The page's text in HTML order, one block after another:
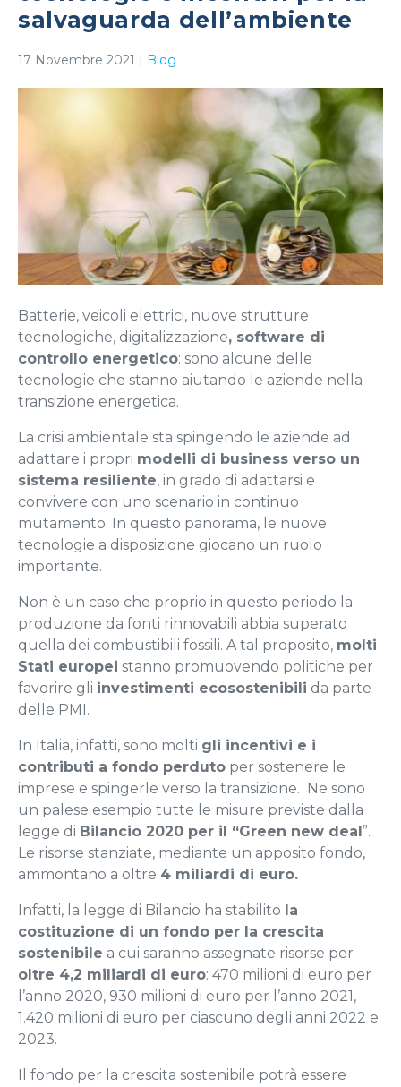
salvaguarda dell’ambiente
17 Novembre 2021 | Blog
Batterie, veicoli elettrici, nuove strutture
tecnologiche, digitalizzazione, software di
controllo energetico: sono alcune delle
tecnologie che stanno aiutando le aziende nella
transizione energetica.
La crisi ambientale sta spingendo le aziende ad
adattare i propri modelli di business verso un
sistema resiliente, in grado di adattarsi e
convivere con uno scenario in continuo
mutamento. In questo panorama, le nuove
tecnologie a disposizione giocano un ruolo
importante.
Non è un caso che proprio in questo periodo la
produzione da fonti rinnovabili abbia superato
quella dei combustibili fossili. A tal proposito, molti
Stati europei stanno promuovendo politiche per
favorire gli investimenti ecosostenibili da parte
delle PMI.
In Italia, infatti, sono molti gli incentivi e i
contributi a fondo perduto per sostenere le
imprese e spingerle verso la transizione. Ne sono
un palese esempio tutte le misure previste dalla
legge di Bilancio 2020 per il “Green new deal”.
Le risorse stanziate, mediante un apposito fondo,
ammontano a oltre 4 miliardi di euro.
Infatti, la legge di Bilancio ha stabilito la
costituzione di un fondo per la crescita
sostenibile a cui saranno assegnate risorse per
oltre 4,2 miliardi di euro: 470 milioni di euro per
l’anno 2020, 930 milioni di euro per l’anno 2021,
1.420 milioni di euro per ciascuno degli anni 2022 e
2023.
Il fondo per la crescita sostenibile potrà essere